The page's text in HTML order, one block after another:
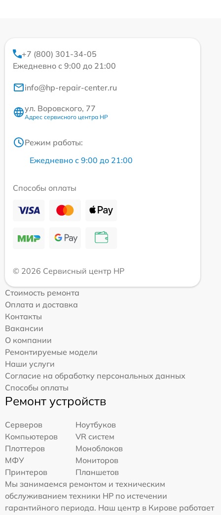
+7 (800) 301-34-05
Ежедневно с 9:00 до 21:00
info@hp-repair-center.ru
ул. Воровского, 77
Адрес сервисного центра HP
Режим работы:
Ежедневно с 9:00 до 21:00
Способы оплаты
© 2026 Сервисный центр HP
Стоимость ремонта
Оплата и доставка
Контакты
Вакансии
О компании
Ремонтируемые модели
Наши услуги
Согласие на обработку персональных данных
Способы оплаты
Ремонт устройств
Серверов
Ноутбуков
Компьютеров
VR систем
Плоттеров
Моноблоков
МФУ
Мониторов
Принтеров
Планшетов
Мы занимаемся ремонтом и техническим
обслуживанием техники HP по истечении
гарантийного периода. Наш центр в Кирове работает